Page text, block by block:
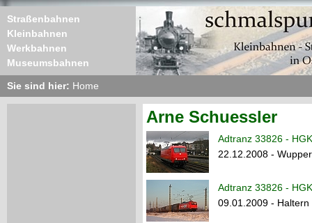
Straßenbahnen
Kleinbahnen
Werkbahnen
Museumsbahnen
Sie sind hier: Home
Arne Schuessler
Adtranz 33826 -
22.12.2008 -
Adtranz 33826 -
09.01.2009 - Haltern